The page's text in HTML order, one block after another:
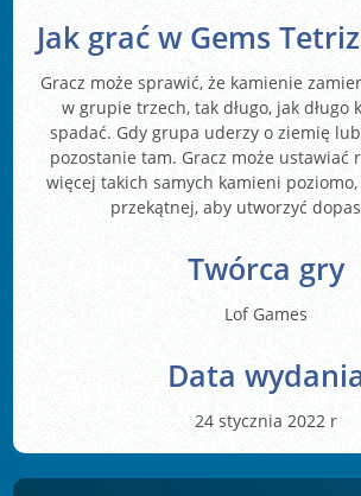
Jak grać w Gems
Gracz może sprawić, że kamienie
w grupie trzech, tak długo, jak długo
spadać. Gdy grupa uderzy o ziemię
pozostanie tam. Gracz może ustawiać
więcej takich samych kamieni
przekątnej, aby utworzyć
Twórca gry
Lof Games
Data
24 stycznia 2022 r